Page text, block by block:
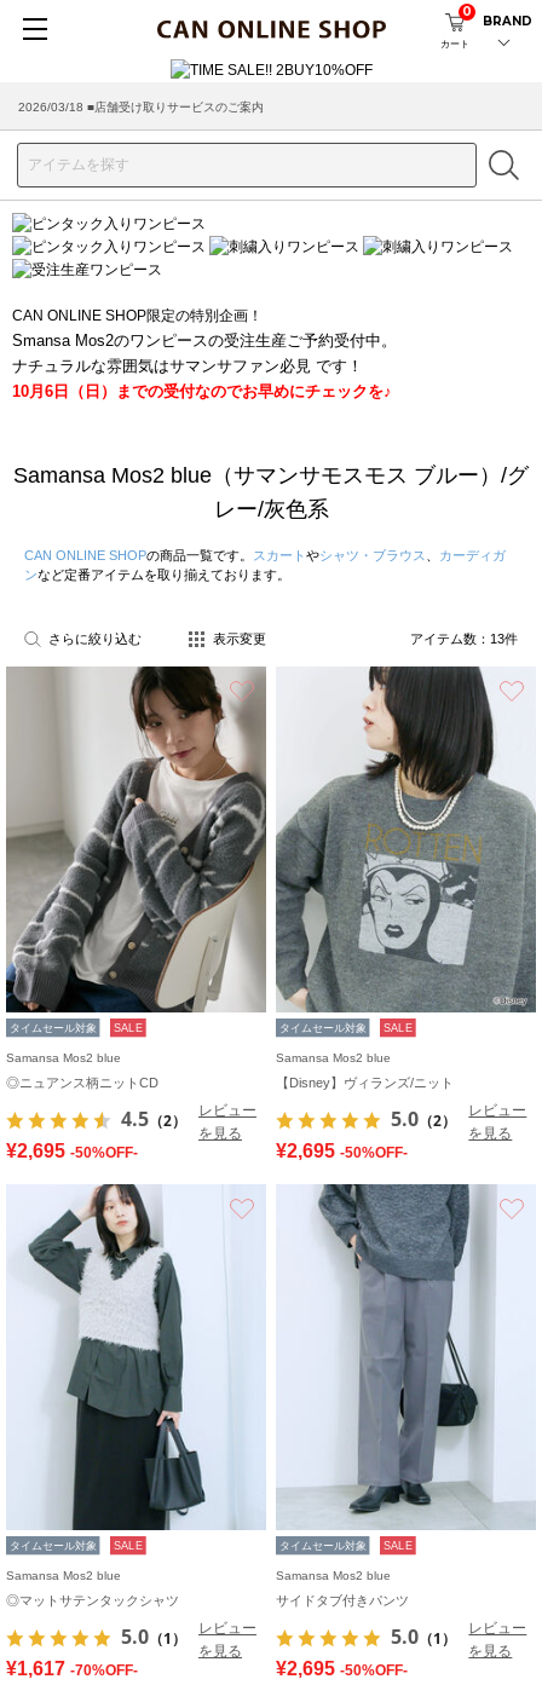
カート
0
BRAND
2026/03/18 ■店舗受け取りサービスのご案内
CAN ONLINE SHOP限定の特別企画！
Smansa Mos2のワンピースの受注生産ご予約受付中。
ナチュラルな雰囲気はサマンサファン必見 です！
10月6日（日）までの受付なのでお早めにチェックを♪
Samansa Mos2 blue（サマンサモスモス ブルー）/グ
レー/灰色系
CAN ONLINE SHOPの商品一覧です。 スカート やシャツ・ブラウス
カーディガ
ンなど定番アイテムを取り揃えております。
さらに絞り込む 表示変更 アイテム数： 13件
タイムセール対象 SALE
Samansa Mos2 blue
◎ニュアンス柄ニットCD
4.5 （2）
レビュー
を見る
¥2,695 -50%OFF-
タイムセール対象 SALE
Samansa Mos2 blue
【Disney】ヴィランズ/ニット
5.0 （2）
レビュー
を見る
¥2,695 -50%OFF-
お気に入り
タイムセール対象 SALE
Samansa Mos2 blue
◎マットサテンタックシャツ
5.0 （1）
レビュー
を見る
¥1,617 -70%OFF-
タイムセール対象 SALE
Samansa Mos2 blue
サイドタブ付きパンツ
5.0 （1）
レビュー
を見る
¥2,695 -50%OFF-